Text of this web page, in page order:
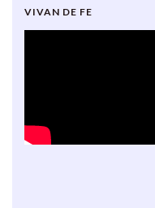
VIVAN DE FE